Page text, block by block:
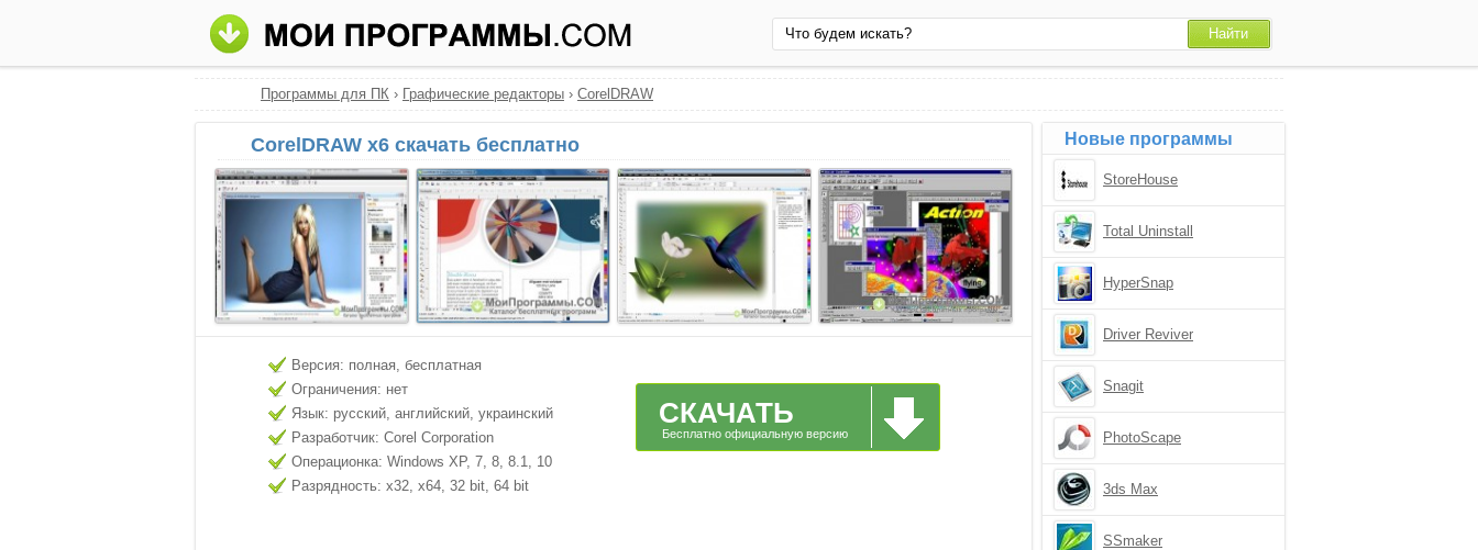
Программы для ПК › Графические редакторы › CorelDRAW
CorelDRAW x6 скачать бесплатно
Версия: полная, бесплатная
Ограничения: нет
Язык: русский, английский, украинский
Разработчик: Corel Corporation
Операционка: Windows XP, 7, 8, 8.1, 10
Разрядность: x32, x64, 32 bit, 64 bit
СКАЧАТЬ
Бесплатно официальную версию
Новые программы
StoreHouse
Total Uninstall
HyperSnap
Driver Reviver
Snagit
PhotoScape
3ds Max
SSmaker